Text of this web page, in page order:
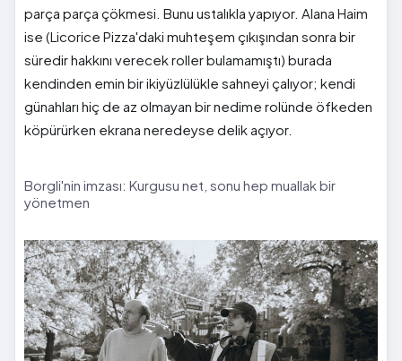
parça parça çökmesi. Bunu ustalıkla yapıyor. Alana Haim
ise (Licorice Pizza'daki muhteşem çıkışından sonra bir
süredir hakkını verecek roller bulamamıştı) burada
kendinden emin bir ikiyüzlülükle sahneyi çalıyor; kendi
günahları hiç de az olmayan bir nedime rolünde öfkeden
köpürürken ekrana neredeyse delik açıyor.
Borgli'nin imzası: Kurgusu net, sonu hep muallak bir
yönetmen